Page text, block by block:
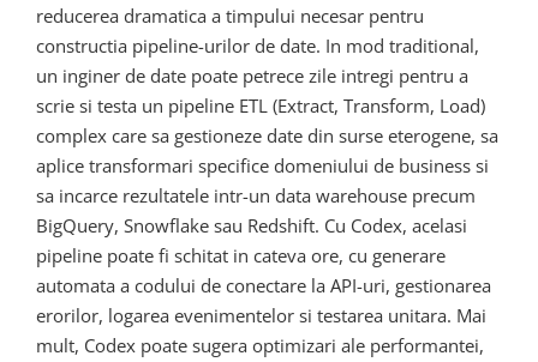
reducerea dramatica a timpului necesar pentru
constructia pipeline-urilor de date. In mod traditional,
un inginer de date poate petrece zile intregi pentru a
scrie si testa un pipeline ETL (Extract, Transform, Load)
complex care sa gestioneze date din surse eterogene, sa
aplice transformari specifice domeniului de business si
sa incarce rezultatele intr-un data warehouse precum
BigQuery, Snowflake sau Redshift. Cu Codex, acelasi
pipeline poate fi schitat in cateva ore, cu generare
automata a codului de conectare la API-uri, gestionarea
erorilor, logarea evenimentelor si testarea unitara. Mai
mult, Codex poate sugera optimizari ale performantei,